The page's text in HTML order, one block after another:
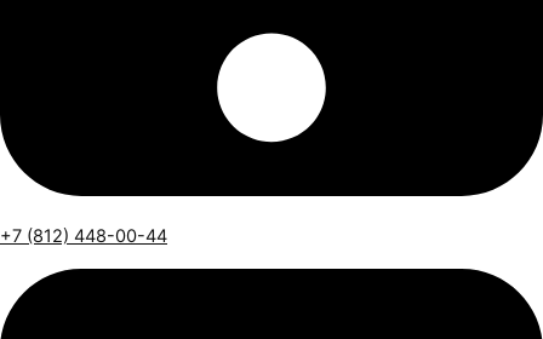
+7 (812) 448-00-44